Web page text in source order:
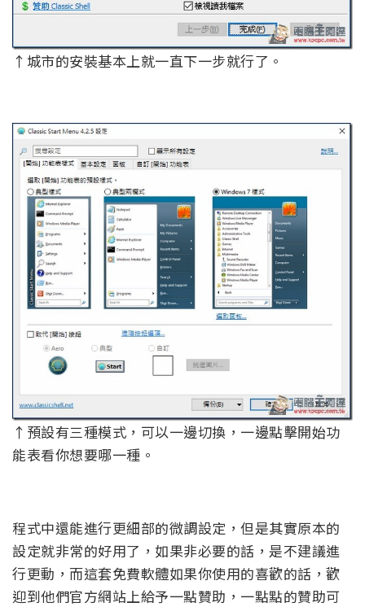
↑城市的安裝基本上就一直下一步就行了。
↑預設有三種模式，可以一邊切換，一邊點擊開始功
能表看你想要哪一種。
程式中還能進行更細部的微調設定，但是其實原本的
設定就非常的好用了，如果非必要的話，是不建議進
行更動，而這套免費軟體如果你使用的喜歡的話，歡
迎到他們官方網站上給予一點贊助，一點點的贊助可